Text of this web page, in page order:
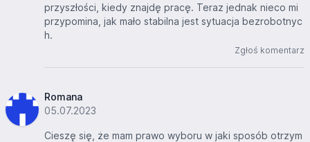
przyszłości, kiedy znajdę pracę. Teraz jednak nieco mi
przypomina, jak mało stabilna jest sytuacja bezrobotnyc
h.
Zgłoś komentarz
Romana
05.07.2023
Cieszę się, że mam prawo wyboru w jaki sposób otrzym